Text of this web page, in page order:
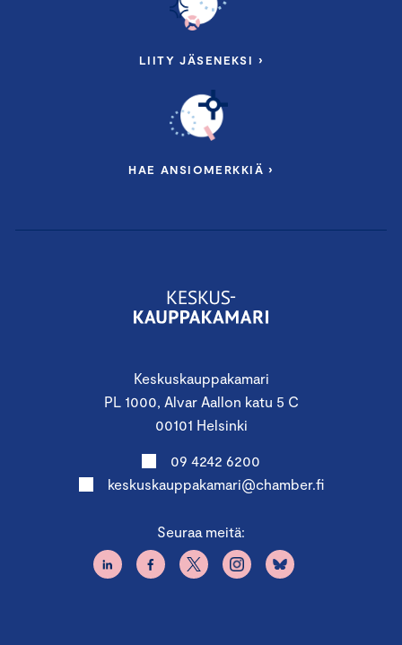
Keskuskauppakamari
PL 1000, Alvar Aallon katu 5 C
00101 Helsinki
09 4242 6200
keskuskauppakamari@chamber.fi
Seuraa meitä:
LIITY JÄSENEKSI ›
HAE ANSIOMERKKIÄ ›